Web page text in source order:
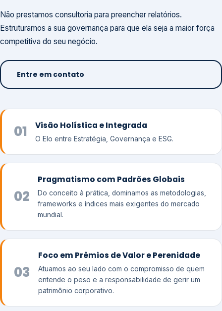
Não prestamos consultoria para preencher relatórios.
Estruturamos a sua governança para que ela seja a maior força
competitiva do seu negócio.
Entre em contato
01 Visão Holística e Integrada
O Elo entre Estratégia, Governança e ESG.
02
Pragmatismo com Padrões Globais
Do conceito à prática, dominamos as metodologias,
frameworks e índices mais exigentes do mercado
mundial.
03
Foco em Prêmios de Valor e Perenidade
Atuamos ao seu lado com o compromisso de quem
entende o peso e a responsabilidade de gerir um
patrimônio corporativo.